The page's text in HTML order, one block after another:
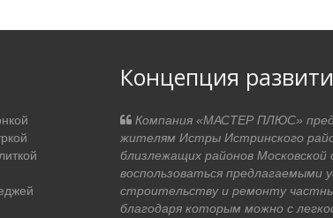
Концепция
Компания «МАСТЕР ПЛЮС»
жителям Истры Истринского
близлежащих районов Московской
воспользоваться предлагаемыми
строительству и ремонту
благодаря которым можно с